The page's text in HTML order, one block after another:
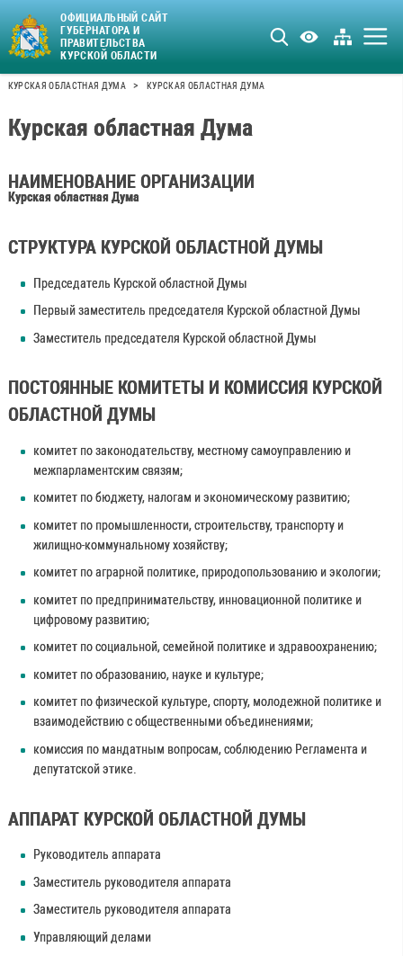
ОФИЦИАЛЬНЫЙ САЙТ
ГУБЕРНАТОРА И
ПРАВИТЕЛЬСТВА
КУРСКОЙ ОБЛАСТИ
КУРСКАЯ ОБЛАСТНАЯ ДУМА > КУРСКАЯ ОБЛАСТНАЯ ДУМА
Курская областная Дума
НАИМЕНОВАНИЕ ОРГАНИЗАЦИИ
Курская областная Дума
СТРУКТУРА КУРСКОЙ ОБЛАСТНОЙ ДУМЫ
Председатель Курской областной Думы
Первый заместитель председателя Курской областной Думы
Заместитель председателя Курской областной Думы
ПОСТОЯННЫЕ КОМИТЕТЫ И КОМИССИЯ КУРСКОЙ
ОБЛАСТНОЙ ДУМЫ
комитет по законодательству, местному самоуправлению и
межпарламентским связям;
комитет по бюджету, налогам и экономическому развитию;
комитет по промышленности, строительству, транспорту и
жилищно-коммунальному хозяйству;
комитет по аграрной политике, природопользованию и экологии;
комитет по предпринимательству, инновационной политике и
цифровому развитию;
комитет по социальной, семейной политике и здравоохранению;
комитет по образованию, науке и культуре;
комитет по физической культуре, спорту, молодежной политике и
взаимодействию с общественными объединениями;
комиссия по мандатным вопросам, соблюдению Регламента и
депутатской этике.
АППАРАТ КУРСКОЙ ОБЛАСТНОЙ ДУМЫ
Руководитель аппарата
Заместитель руководителя аппарата
Заместитель руководителя аппарата
Управляющий делами